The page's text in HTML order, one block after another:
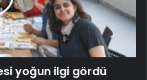
yoğun ilgi gördü